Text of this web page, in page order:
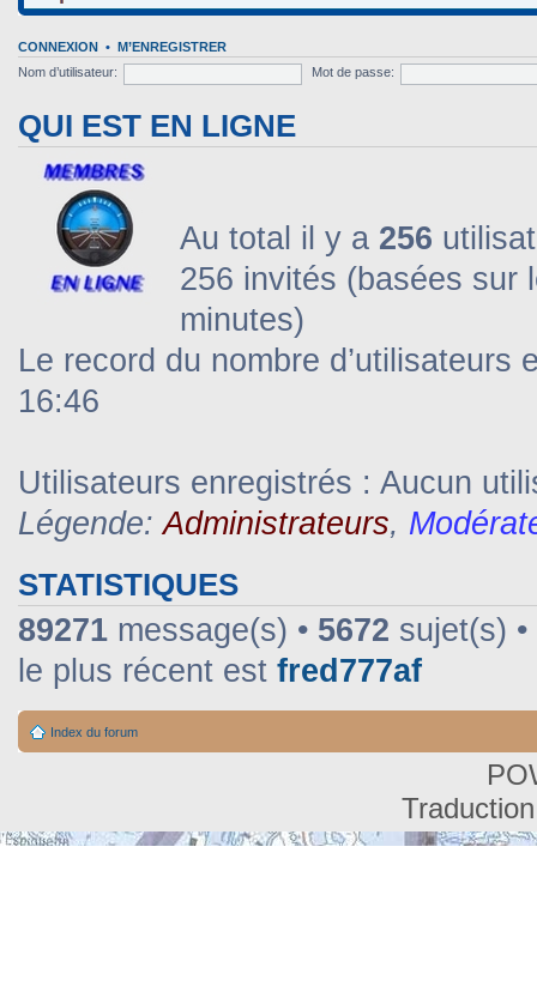
CONNEXION • M’ENREGISTRER
Nom d’utilisateur:
Mot de passe:
QUI EST EN LIGNE
Au total il y a 256
256 invités (basées sur
minutes)
Le record du nombre d’utilisateurs
16:46
Utilisateurs enregistrés : Aucun
Légende:Administrateurs,
STATISTIQUES
89271 message(s) • 5672 sujet(s) •
le plus récent est fred777af
Index du forum